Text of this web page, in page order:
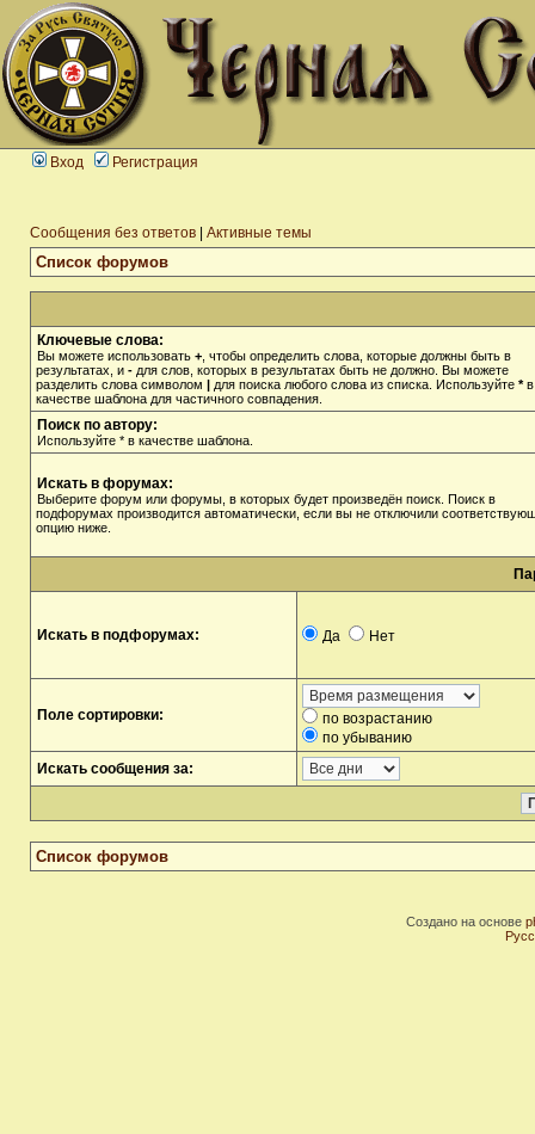
Вход Регистрация
Сообщения без ответов Активные темы
Список форумов
Ключевые слова:
Вы можете использовать + , чтобы определить слова, которые должны быть в
результатах, и - для слов, которых в результатах быть не должно. Вы можете
разделить слова символом | для поиска любого слова из списка. Используйте *в
качестве шаблона для частичного совпадения.
Поиск по автору:
Используйте * в качестве шаблона.
Искать в форумах:
Выберите форум или форумы, в которых будет произведён поиск. Поиск в
подфорумах производится автоматически, если вы не отключили
опцию ниже.
Искать в подфорумах: Да Нет
Поле сортировки:
по возрастанию
по убыванию
Искать сообщения за:
Список форумов
Создано на основе